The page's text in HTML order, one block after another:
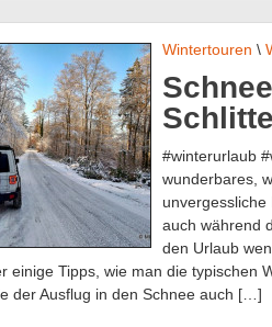
Wintertouren \
#winterurlaub
wunderbares,
auch während
den Urlaub
einige Tipps, wie man die typischen
der Ausflug in den Schnee auch […]